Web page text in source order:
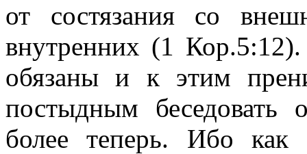
от состязания со
внутренних (1
обязаны и к этим
постыдным
более теперь. Ибо